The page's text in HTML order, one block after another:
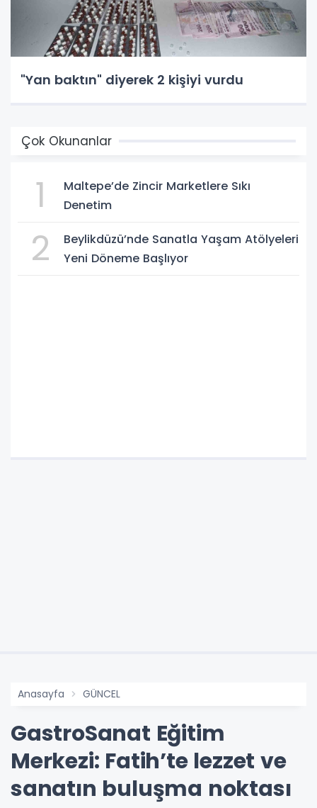
"Yan baktın" diyerek 2 kişiyi vurdu
Çok Okunanlar
1
Maltepe’de Zincir Marketlere Sıkı
Denetim
2
Beylikdüzü’nde Sanatla Yaşam Atölyeleri
Yeni Döneme Başlıyor
Anasayfa GÜNCEL
GastroSanat Eğitim
Merkezi: Fatih’te lezzet ve
sanatın buluşma noktası